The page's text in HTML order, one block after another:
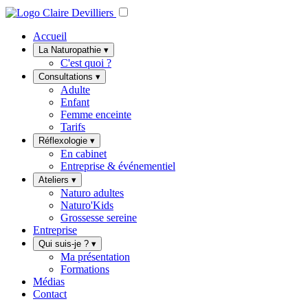
Accueil
La Naturopathie ▾
C'est quoi ?
Consultations ▾
Adulte
Enfant
Femme enceinte
Tarifs
Réflexologie ▾
En cabinet
Entreprise & événementiel
Ateliers ▾
Naturo adultes
Naturo'Kids
Grossesse sereine
Entreprise
Qui suis-je ? ▾
Ma présentation
Formations
Médias
Contact